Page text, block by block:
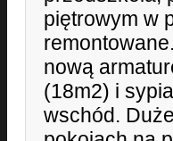
piętrowym w
nową
(18m2) i
wschód.